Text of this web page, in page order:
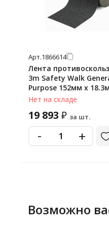
Арт.1866614
Лента
3m Safety Walk
Purpose 152мм х
черная, средней
Нет на складе
19 893 ₽ за шт.
- +
Возможно